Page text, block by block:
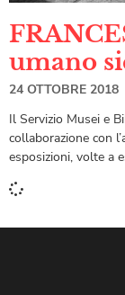
umano
24 OTTOBRE 2018
Il Servizio Musei e
collaborazione con
esposizioni, volte a